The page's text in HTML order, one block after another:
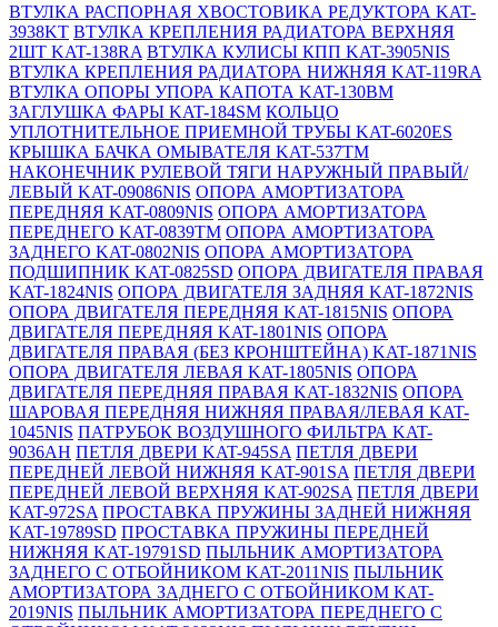
ВТУЛКА РАСПОРНАЯ ХВОСТОВИКА РЕДУКТОРА KAT-
3938KT ВТУЛКА КРЕПЛЕНИЯ РАДИАТОРА ВЕРХНЯЯ
2ШТ KAT-138RA ВТУЛКА КУЛИСЫ КПП KAT-3905NIS
ВТУЛКА КРЕПЛЕНИЯ РАДИАТОРА НИЖНЯЯ KAT-119RA
ВТУЛКА ОПОРЫ УПОРА КАПОТА KAT-130BM
ЗАГЛУШКА ФАРЫ KAT-184SM КОЛЬЦО
УПЛОТНИТЕЛЬНОЕ ПРИЕМНОЙ ТРУБЫ KAT-6020ES
КРЫШКА БАЧКА ОМЫВАТЕЛЯ KAT-537TM
НАКОНЕЧНИК РУЛЕВОЙ ТЯГИ НАРУЖНЫЙ ПРАВЫЙ/
ЛЕВЫЙ KAT-09086NIS ОПОРА АМОРТИЗАТОРА
ПЕРЕДНЯЯ KAT-0809NIS ОПОРА АМОРТИЗАТОРА
ПЕРЕДНЕГО KAT-0839TM ОПОРА АМОРТИЗАТОРА
ЗАДНЕГО KAT-0802NIS ОПОРА АМОРТИЗАТОРА
ПОДШИПНИК KAT-0825SD ОПОРА ДВИГАТЕЛЯ ПРАВАЯ
KAT-1824NIS ОПОРА ДВИГАТЕЛЯ ЗАДНЯЯ KAT-1872NIS
ОПОРА ДВИГАТЕЛЯ ПЕРЕДНЯЯ KAT-1815NIS ОПОРА
ДВИГАТЕЛЯ ПЕРЕДНЯЯ KAT-1801NIS ОПОРА
ДВИГАТЕЛЯ ПРАВАЯ (БЕЗ КРОНШТЕЙНА) KAT-1871NIS
ОПОРА ДВИГАТЕЛЯ ЛЕВАЯ KAT-1805NIS ОПОРА
ДВИГАТЕЛЯ ПЕРЕДНЯЯ ПРАВАЯ KAT-1832NIS ОПОРА
ШАРОВАЯ ПЕРЕДНЯЯ НИЖНЯЯ ПРАВАЯ/ЛЕВАЯ KAT-
1045NIS ПАТРУБОК ВОЗДУШНОГО ФИЛЬТРА KAT-
9036AH ПЕТЛЯ ДВЕРИ KAT-945SA ПЕТЛЯ ДВЕРИ
ПЕРЕДНЕЙ ЛЕВОЙ НИЖНЯЯ KAT-901SA ПЕТЛЯ ДВЕРИ
ПЕРЕДНЕЙ ЛЕВОЙ ВЕРХНЯЯ KAT-902SA ПЕТЛЯ ДВЕРИ
KAT-972SA ПРОСТАВКА ПРУЖИНЫ ЗАДНЕЙ НИЖНЯЯ
KAT-19789SD ПРОСТАВКА ПРУЖИНЫ ПЕРЕДНЕЙ
НИЖНЯЯ KAT-19791SD ПЫЛЬНИК АМОРТИЗАТОРА
ЗАДНЕГО С ОТБОЙНИКОМ KAT-2011NIS ПЫЛЬНИК
АМОРТИЗАТОРА ЗАДНЕГО С ОТБОЙНИКОМ KAT-
2019NIS ПЫЛЬНИК АМОРТИЗАТОРА ПЕРЕДНЕГО С